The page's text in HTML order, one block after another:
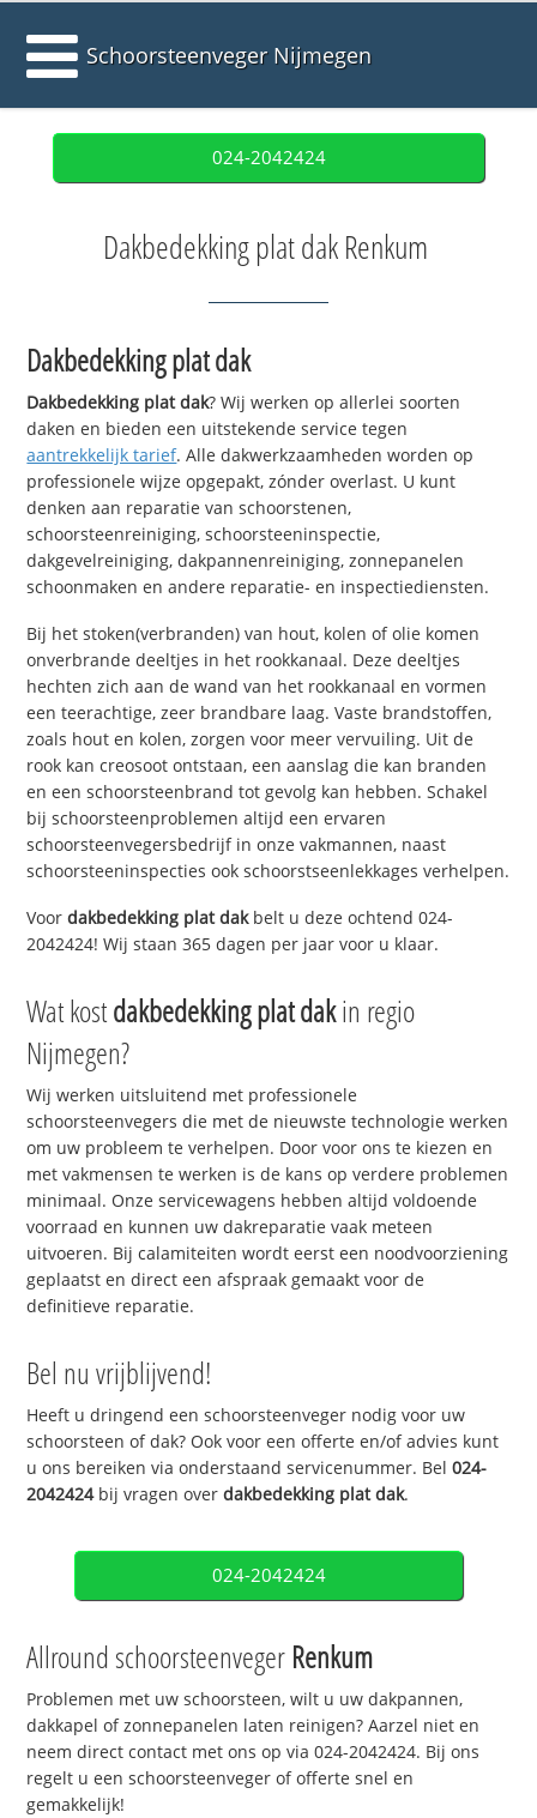
Schoorsteenveger Nijmegen
024-2042424
Dakbedekking plat dak Renkum
Dakbedekking plat dak
Dakbedekking plat dak? Wij werken op allerlei soorten
daken en bieden een uitstekende service tegen
aantrekkelijk tarief. Alle dakwerkzaamheden worden op
professionele wijze opgepakt, zónder overlast. U kunt
denken aan reparatie van schoorstenen,
schoorsteenreiniging, schoorsteeninspectie,
dakgevelreiniging, dakpannenreiniging, zonnepanelen
schoonmaken en andere reparatie- en inspectiediensten.
Bij het stoken(verbranden) van hout, kolen of olie komen
onverbrande deeltjes in het rookkanaal. Deze deeltjes
hechten zich aan de wand van het rookkanaal en vormen
een teerachtige, zeer brandbare laag. Vaste brandstoffen,
zoals hout en kolen, zorgen voor meer vervuiling. Uit de
rook kan creosoot ontstaan, een aanslag die kan branden
en een schoorsteenbrand tot gevolg kan hebben. Schakel
bij schoorsteenproblemen altijd een ervaren
schoorsteenvegersbedrijf in onze vakmannen, naast
schoorsteeninspecties ook schoorstseenlekkages verhelpen.
Voordakbedekking plat dakbelt u deze ochtend 024-
2042424! Wij staan 365 dagen per jaar voor u klaar.
Wat kostdakbedekking plat dakin regio
Nijmegen?
Wij werken uitsluitend met professionele
schoorsteenvegers die met de nieuwste technologie werken
om uw probleem te verhelpen. Door voor ons te kiezen en
met vakmensen te werken is de kans op verdere problemen
minimaal. Onze servicewagens hebben altijd voldoende
voorraad en kunnen uw dakreparatie vaak meteen
uitvoeren. Bij calamiteiten wordt eerst een noodvoorziening
geplaatst en direct een afspraak gemaakt voor de
definitieve reparatie.
Bel nu vrijblijvend!
Heeft u dringend een schoorsteenveger nodig voor uw
schoorsteen of dak? Ook voor een offerte en/of advies kunt
u ons bereiken via onderstaand servicenummer. Bel024-
2042424bij vragen overdakbedekking plat dak.
024-2042424
Allround schoorsteenveger Renkum
Problemen met uw schoorsteen, wilt u uw dakpannen,
dakkapel of zonnepanelen laten reinigen? Aarzel niet en
neem direct contact met ons op via 024-2042424. Bij ons
regelt u een schoorsteenveger of offerte snel en
gemakkelijk!